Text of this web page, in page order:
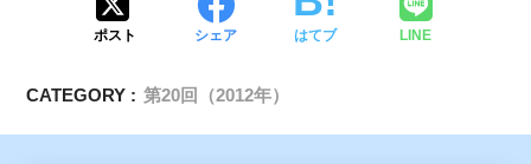
ポスト シェア はてブ LINE
CATEGORY : 第20回（2012年）